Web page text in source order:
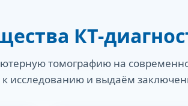
КТ-
томографию на
к исследованию и выдаём